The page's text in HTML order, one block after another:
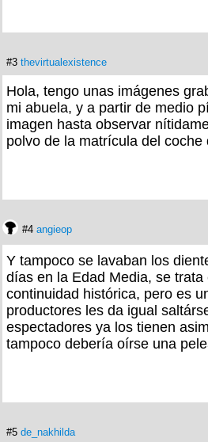
#3 thevirtualexistence
Hola, tengo unas imágenes
mi abuela, y a partir de medio
imagen hasta observar
polvo de la matrícula del coche
#4 angieop
Y tampoco se lavaban los
días en la Edad Media, se trata
continuidad histórica, pero es
productores les da igual
espectadores ya los tienen
tampoco debería oírse una
#5 de_nakhilda